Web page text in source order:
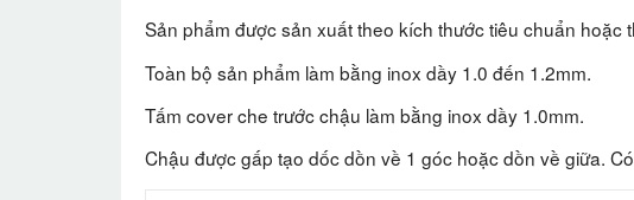
Sản phẩm được sản xuất theo kích thước tiêu chuẩn hoặc
Toàn bộ sản phẩm làm bằng inox dầy 1.0 đến 1.2mm.
Tấm cover che trước chậu làm bằng inox dầy 1.0mm.
Chậu được gấp tạo dốc dồn về 1 góc hoặc dồn về giữa.